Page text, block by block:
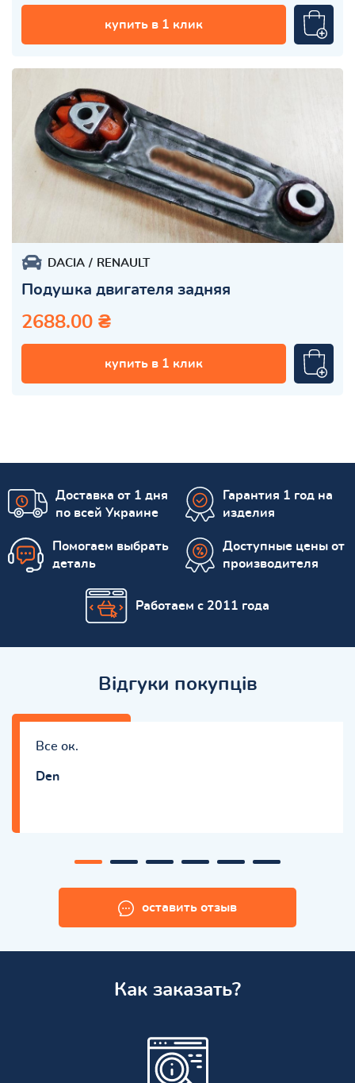
купить в 1 клик
DACIA RENAULT
Подушка двигателя задняя
2688.00 ₴
купить в 1 клик
Доставка от 1 дня
по всей Украине
Гарантия 1 год на
изделия
Помогаем выбрать
деталь
Доступные цены от
производителя
Работаем с 2011 года
Відгуки покупців
Все ок.
Den
оставить отзыв
Как заказать?